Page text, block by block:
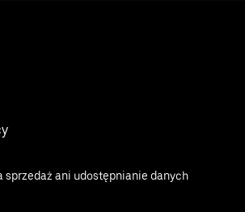
sprzedaż ani udostępnianie danych